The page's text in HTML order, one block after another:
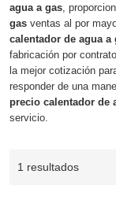
agua a gas ,
gas ventas al por
calentador de agua a
fabricación por
la mejor cotización
responder de una
precio calentador de
servicio.
1 resultados